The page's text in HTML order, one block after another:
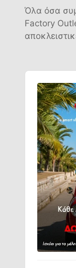
Όλα όσα
Factory